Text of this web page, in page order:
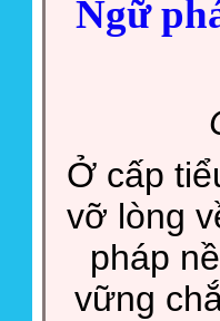
Ngữ
Ở cấp
vỡ lòng
pháp
vững